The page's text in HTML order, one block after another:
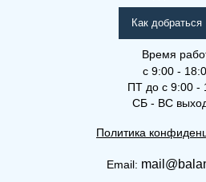
Как добраться
Время
с 9:00 -
ПТ до с 9:00 -
СБ - ВС
Политика
Email: